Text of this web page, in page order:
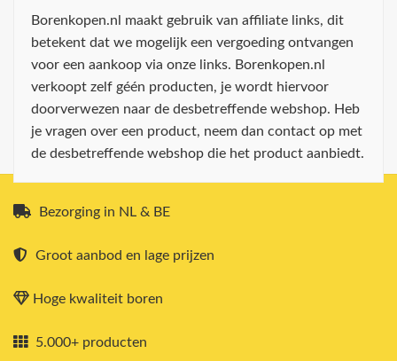
Borenkopen.nl maakt gebruik van affiliate links, dit
betekent dat we mogelijk een vergoeding ontvangen
voor een aankoop via onze links. Borenkopen.nl
verkoopt zelf géén producten, je wordt hiervoor
doorverwezen naar de desbetreffende webshop. Heb
je vragen over een product, neem dan contact op met
de desbetreffende webshop die het product aanbiedt.
Bezorging in NL & BE
Groot aanbod en lage prijzen
Hoge kwaliteit boren
5.000+ producten